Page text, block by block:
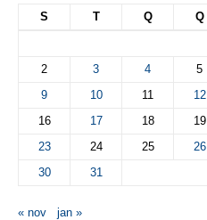
S T Q Q
2
3 4 5
9
10 11 12
16
17 18 19
23
24 25 26
30
31
« nov jan »